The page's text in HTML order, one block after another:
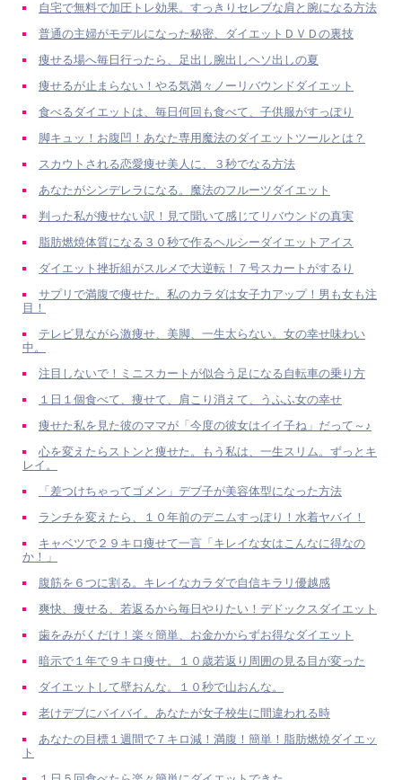
自宅で無料で加圧トレ効果。すっきりセレブな肩と腕になる方法
普通の主婦がモデルになった秘密、ダイエットＤＶＤの裏技
痩せる場へ毎日行ったら、足出し腕出しヘソ出しの夏
痩せるが止まらない！やる気満々ノーリバウンドダイエット
食べるダイエットは、毎日何回も食べて、子供服がすっぽり
脚キュッ！お腹凹！あなた専用魔法のダイエットツールとは？
スカウトされる恋愛痩せ美人に、３秒でなる方法
あなたがシンデレラになる。魔法のフルーツダイエット
判った私が痩せない訳！見て聞いて感じてリバウンドの真実
脂肪燃焼体質になる３０秒で作るヘルシーダイエットアイス
ダイエット挫折組がスルメで大逆転！７号スカートがするり
サプリで満腹で痩せた。私のカラダは女子力アップ！男も女も注
目！
テレビ見ながら激痩せ、美脚、一生太らない。女の幸せ味わい
中。
注目しないで！ミニスカートが似合う足になる自転車の乗り方
１日１個食べて、痩せて、肩こり消えて、うふふ女の幸せ
痩せた私を見た彼のママが「今度の彼女はイイ子ね」だって～♪
心を変えたらストンと痩せた。もう私は、一生スリム。ずっとキ
レイ。
「差つけちゃってゴメン」デブ子が美容体型になった方法
ランチを変えたら、１０年前のデニムすっぽり！水着ヤバイ！
キャベツで２９キロ痩せて一言「キレイな女はこんなに得なの
か！」
腹筋を６つに割る。キレイなカラダで自信キラリ優越感
爽快、痩せる、若返るから毎日やりたい！デドックスダイエット
歯をみがくだけ！楽々簡単、お金かからずお得なダイエット
暗示で１年で９キロ痩せ。１０歳若返り周囲の見る目が変った
ダイエットして壁おんな。１０秒で山おんな。
老けデブにバイバイ。あなたが女子校生に間違われる時
あなたの目標１週間で７キロ減！満腹！簡単！脂肪燃焼ダイエッ
ト